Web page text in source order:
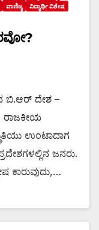
ವಾಣಿಜ್ಯ
ವಿದ್ಯಾರ್ಥಿ ವಿಶೇಷ
ಬಿ.ಆರ್ ದೇಶ –
ರಾಜಕೀಯ
ಉಂಟಾದಾಗ
ಜನರು.
ಕಾರುವುದು,…